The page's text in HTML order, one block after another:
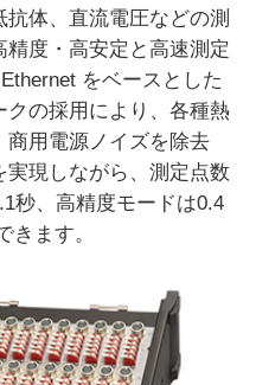
体、直流電圧などの測
度・高安定と高速測定
をベースとした
の採用により、各種熱
商用電源ノイズを除去
実現しながら、測定点数
秒、高精度モードは0.4
きます。